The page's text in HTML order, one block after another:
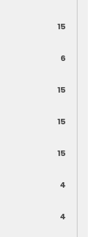
15
6
15
15
15
4
4